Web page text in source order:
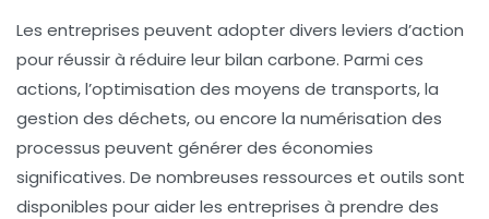
Les entreprises peuvent adopter divers leviers d’action
pour réussir à réduire leur bilan carbone. Parmi ces
actions, l’optimisation des moyens de transports, la
gestion des déchets, ou encore la numérisation des
processus peuvent générer des économies
significatives. De nombreuses ressources et outils sont
disponibles pour aider les entreprises à prendre des